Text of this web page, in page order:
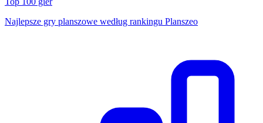
Najlepsze gry planszowe według rankingu Planszeo